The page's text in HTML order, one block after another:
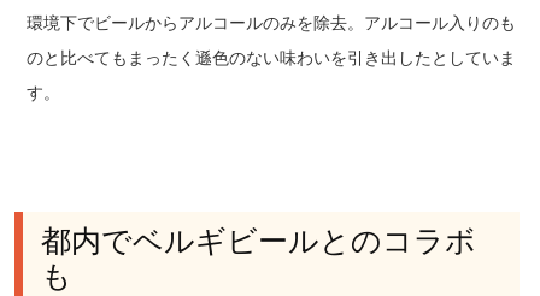
環境下でビールからアルコールのみを除去。アルコール入りのも
のと比べてもまったく遜色のない味わいを引き出したとしていま
す。
都内でベルギビールとのコラボ
も